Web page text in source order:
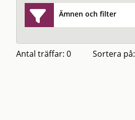
Ämnen och filter
Antal träffar: 0 Sortera på: